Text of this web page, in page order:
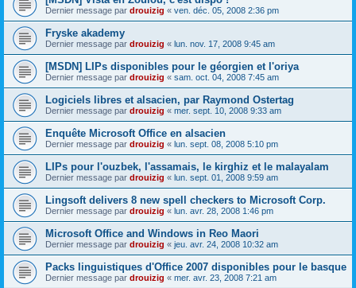
Dernier message par drouizig « ven. déc. 05, 2008 2:36 pm
Fryske akademy
Dernier message par drouizig « lun. nov. 17, 2008 9:45 am
[MSDN] LIPs disponibles pour le géorgien et l'oriya
Dernier message par drouizig « sam. oct. 04, 2008 7:45 am
Logiciels libres et alsacien, par Raymond Ostertag
Dernier message par drouizig « mer. sept. 10, 2008 9:33 am
Enquête Microsoft Office en alsacien
Dernier message par drouizig « lun. sept. 08, 2008 5:10 pm
LIPs pour l'ouzbek, l'assamais, le kirghiz et le malayalam
Dernier message par drouizig « lun. sept. 01, 2008 9:59 am
Lingsoft delivers 8 new spell checkers to Microsoft Corp.
Dernier message par drouizig « lun. avr. 28, 2008 1:46 pm
Microsoft Office and Windows in Reo Maori
Dernier message par drouizig « jeu. avr. 24, 2008 10:32 am
Packs linguistiques d'Office 2007 disponibles pour le basque
Dernier message par drouizig « mer. avr. 23, 2008 7:21 am